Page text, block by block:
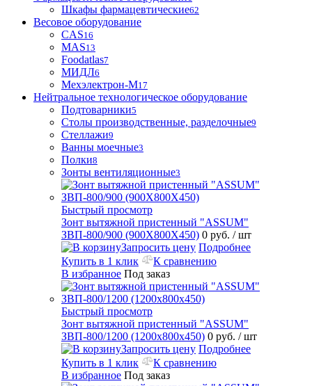
Шкафы фармацевтические62
Весовое оборудование
CAS16
MAS13
Foodatlas7
МИДЛ6
Мехэлектрон-М17
Нейтральное технологическое оборудование
Подтоварники5
Столы производственные, разделочные9
Стеллажи9
Ванны моечные3
Полки8
Зонты вентиляционные3
Быстрый просмотр
Зонт вытяжной пристенный "ASSUM"
ЗВП-800/900 (900Х800Х450) 0 руб. / шт
Запросить цену Подробнее
Купить в 1 клик
К сравнению
В избранное Под заказ
Быстрый просмотр
Зонт вытяжной пристенный "ASSUM"
ЗВП-800/1200 (1200х800х450) 0 руб. / шт
Запросить цену Подробнее
Купить в 1 клик
К сравнению
В избранное Под заказ